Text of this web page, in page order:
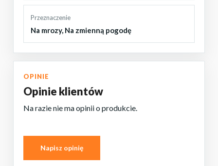
Przeznaczenie
Na mrozy, Na zmienną pogodę
OPINIE
Opinie klientów
Na razie nie ma opinii o produkcie.
Napisz opinię